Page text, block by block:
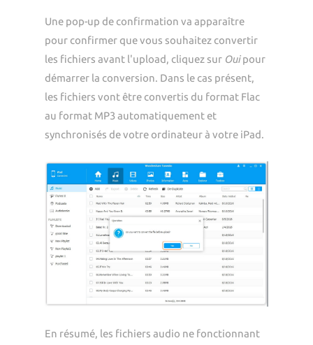
Une pop-up de confirmation va apparaître
pour confirmer que vous souhaitez convertir
les fichiers avant l'upload, cliquez sur Ouipour
démarrer la conversion. Dans le cas présent,
les fichiers vont être convertis du format Flac
au format MP3 automatiquement et
synchronisés de votre ordinateur à votre iPad.
En résumé, les fichiers audio ne fonctionnant